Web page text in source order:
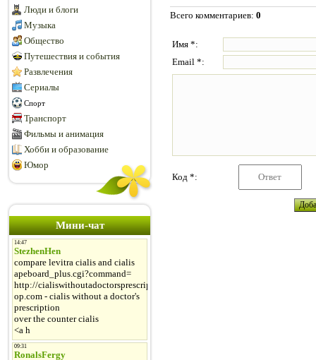
Люди и блоги
Музыка
Общество
Путешествия и события
Развлечения
Сериалы
Спорт
Транспорт
Фильмы и анимация
Хобби и образование
Юмор
Мини-чат
Всего комментариев: 0
Имя *:
Email *:
Код *: